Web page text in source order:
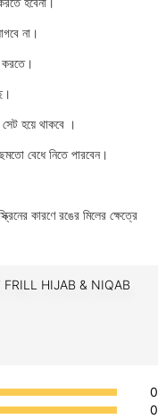
না।
করতে।
হয়ে থাকবে ।
বেধে নিতে পারবেন।
কারণে রঙের মিলের ক্ষেত্রে
HIJAB & NIQAB
0
0